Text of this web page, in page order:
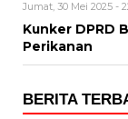
Jumat, 30 Mei 2025 -
Kunker DPRD
Perikanan
BERITA